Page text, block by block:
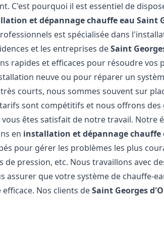
C'est pourquoi il est essentiel de
et dépannage chauffe eau Saint
est spécialisée dans
et les entreprises deSaint
rapides et efficaces pour résoudre vos
neuve ou pour réparer un
courts, nous sommes souvent sur
sont compétitifs et nous offrons des
êtes satisfait de notre travail. Notre
en installation et dépannage chauffe
pour gérer les problèmes les plus
pression, etc. Nous travaillons avec
assurer que votre système de chauffe-
Nos clients deSaint Georges